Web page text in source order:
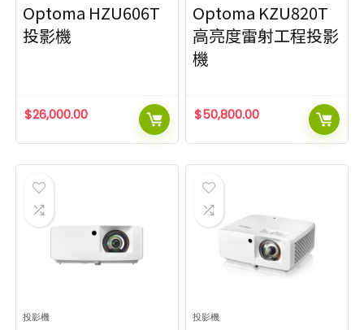
Optoma HZU606T
投影機
$26,000.00
Optoma KZU820T
高亮度雷射工程投影
機
$50,800.00
投影機 投影機